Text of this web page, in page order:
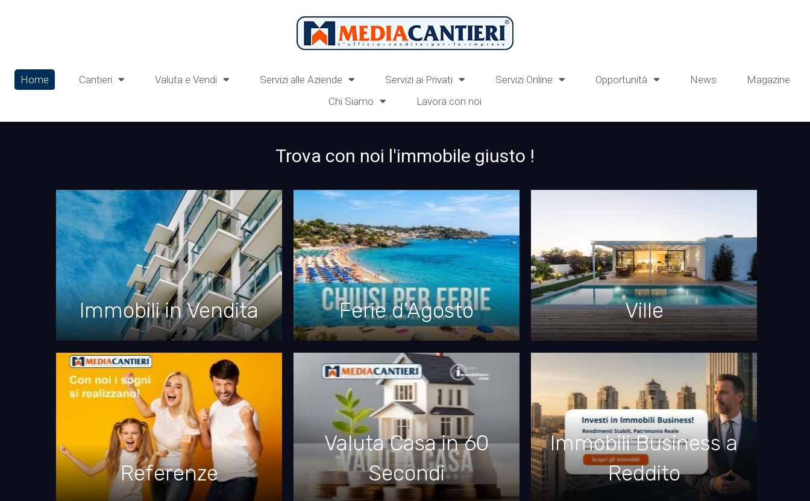
Home Cantieri Valuta e Vendi Servizi alle Aziende Servizi ai Privati Servizi Online Opportunità News
Magazine
Chi Siamo
Lavora con noi
Trova con noi l'immobile giusto !
Immobili in Vendita Ferie d'Agosto Ville
Referenze
Valuta Casa in 60
Secondi
Immobili Business a
Reddito